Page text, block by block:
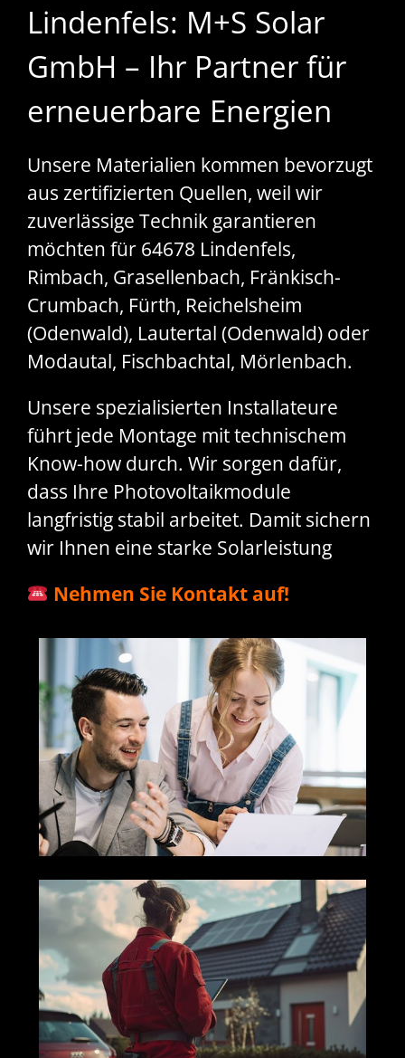
Lindenfels: M+S Solar
GmbH – Ihr Partner für
erneuerbare Energien
Unsere Materialien kommen bevorzugt
aus zertifizierten Quellen, weil wir
zuverlässige Technik garantieren
möchten für 64678 Lindenfels,
Rimbach, Grasellenbach, Fränkisch-
Crumbach, Fürth, Reichelsheim
(Odenwald), Lautertal (Odenwald) oder
Modautal, Fischbachtal, Mörlenbach.
Unsere spezialisierten Installateure
führt jede Montage mit technischem
Know-how durch. Wir sorgen dafür,
dass Ihre Photovoltaikmodule
langfristig stabil arbeitet. Damit sichern
wir Ihnen eine starke Solarleistung
Nehmen Sie Kontakt auf!